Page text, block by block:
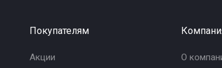
Покупателям
Акции
О